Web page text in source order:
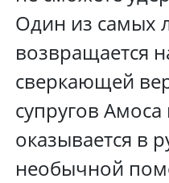
Один из самых
возвращается
сверкающей
супругов
оказывается в
необычной